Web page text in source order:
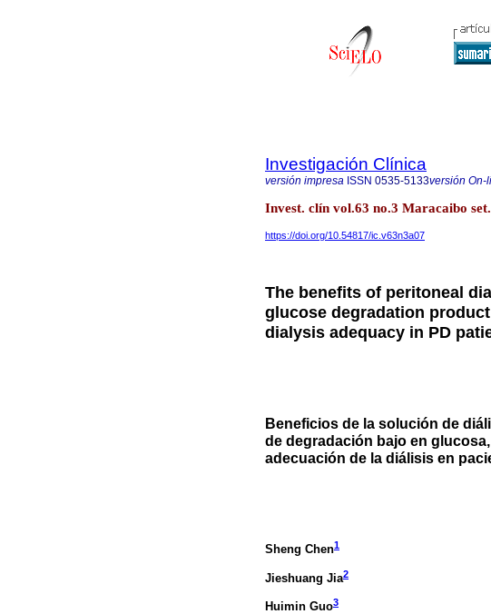
Investigación Clínica
versión impresa ISSN 0535-5133versión On-
Invest. clín vol.63 no.3 Maracaibo
https://doi.org/10.54817/ic.v63n3a07
The benefits of peritoneal
glucose degradation
dialysis adequacy in PD
Beneficios de la solución de
de degradación bajo en
adecuación de la diálisis en
Sheng Chen1
Jieshuang Jia2
Huimin Guo3